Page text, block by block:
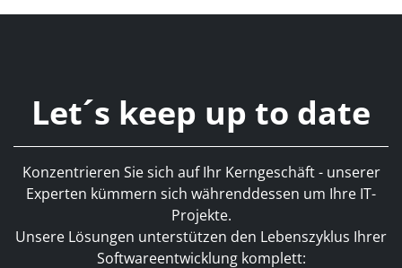
Let´s keep up to date
Konzentrieren Sie sich auf Ihr Kerngeschäft - unserer
Experten kümmern sich währenddessen um Ihre IT-
Projekte.
Unsere Lösungen unterstützen den Lebenszyklus Ihrer
Softwareentwicklung komplett: